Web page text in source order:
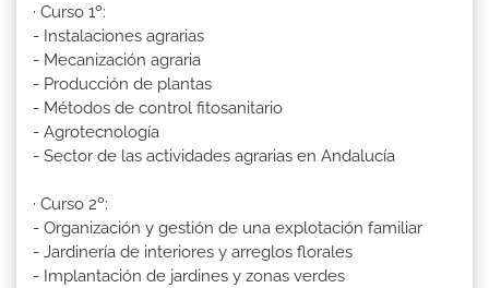
· Curso 1º:
- Instalaciones agrarias
- Mecanización agraria
- Producción de plantas
- Métodos de control fitosanitario
- Agrotecnología
- Sector de las actividades agrarias en Andalucía
· Curso 2º:
- Organización y gestión de una explotación familiar
- Jardinería de interiores y arreglos florales
- Implantación de jardines y zonas verdes